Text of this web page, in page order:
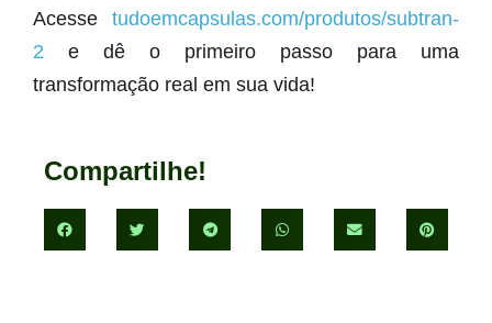
Acesse tudoemcapsulas.com/produtos/subtran-
2 e dê o primeiro passo para uma
transformação real em sua vida!
Compartilhe!